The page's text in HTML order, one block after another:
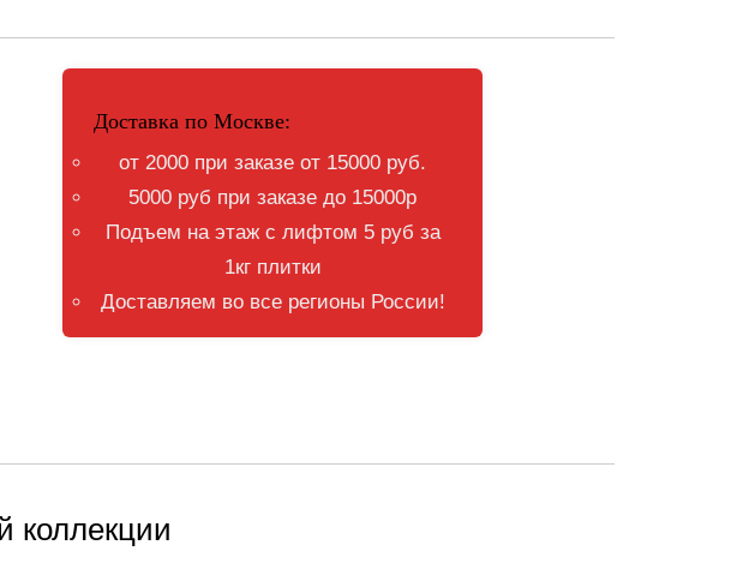
Доставка по Москве:
от 2000 при заказе от 15000 руб.
5000 руб при заказе до 15000р
Подъем на этаж с лифтом 5 руб за
1кг плитки
Доставляем во все регионы России!
коллекции